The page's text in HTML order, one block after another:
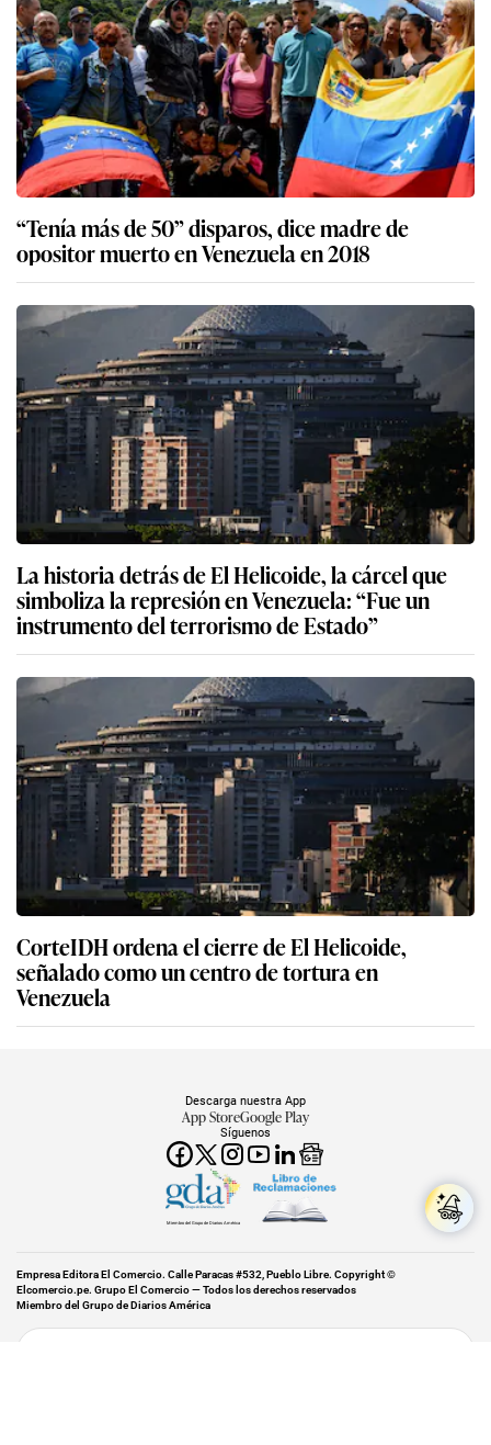
“Tenía más de 50” disparos, dice madre de
opositor muerto en Venezuela en 2018
La historia detrás de El Helicoide, la cárcel que
simboliza la represión en Venezuela: “Fue un
instrumento del terrorismo de Estado”
CorteIDH ordena el cierre de El Helicoide,
señalado como un centro de tortura en
Venezuela
Síguenos
Descarga nuestra App
App StoreGoogle Play
Miembro del Grupo de Diarios América
Empresa Editora El Comercio. Calle Paracas #532, Pueblo Libre. Copyright ©
Elcomercio.pe. Grupo El Comercio — Todos los derechos reservados
Miembro del Grupo de Diarios América